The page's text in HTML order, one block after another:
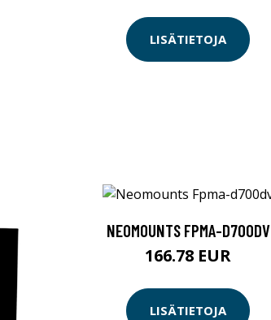
LISÄTIETOJA
NEOMOUNTS FPMA-D700DV
166.78 EUR
LISÄTIETOJA